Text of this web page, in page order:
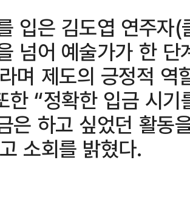
입은 김도엽 연주자
넘어 예술가가 한
며 제도의 긍정적
한 “정확한 입금 시
은 하고 싶었던 활동
소회를 밝혔다.